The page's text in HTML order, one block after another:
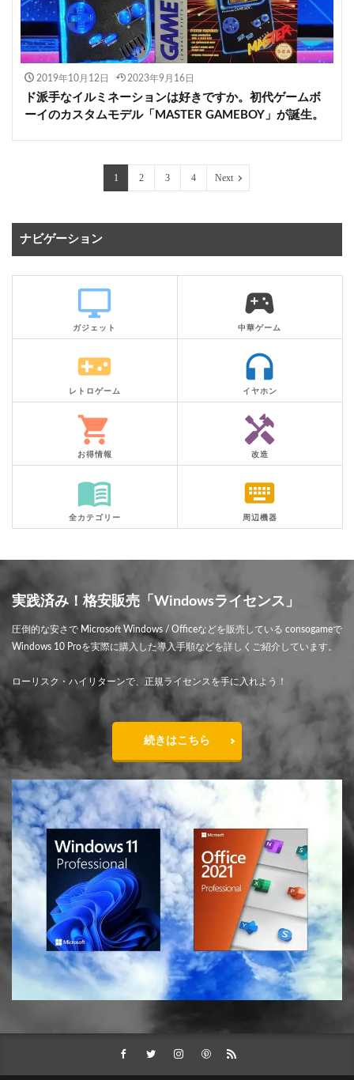
2019年10月12日 2023年9月16日
ド派手なイルミネーションは好きですか。初代ゲームボ
ーイのカスタムモデル「MASTER GAMEBOY」が誕生。
1 2 3 4 Next
ナビゲーション
desktop_windows
ガジェット
sports_esports
中華ゲーム
videogame_asset
レトロゲーム
headphones
イヤホン
shopping_cart
お得情報
handyman
改造
menu_book
全カテゴリー
keyboard
周辺機器
実践済み！格安販売「Windowsライセンス」
圧倒的な安さで Microsoft Windows / Officeなどを販売している consogameで
Windows 10 Proを実際に購入した導入手順などを詳しくご紹介しています。
ローリスク・ハイリターンで、正規ライセンスを手に入れよう！
続きはこちら